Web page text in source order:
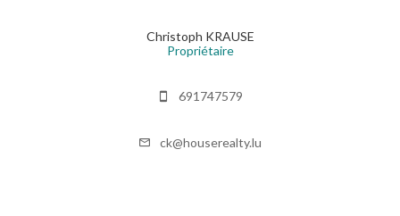
Christoph KRAUSE
Propriétaire
691747579
ck@houserealty.lu